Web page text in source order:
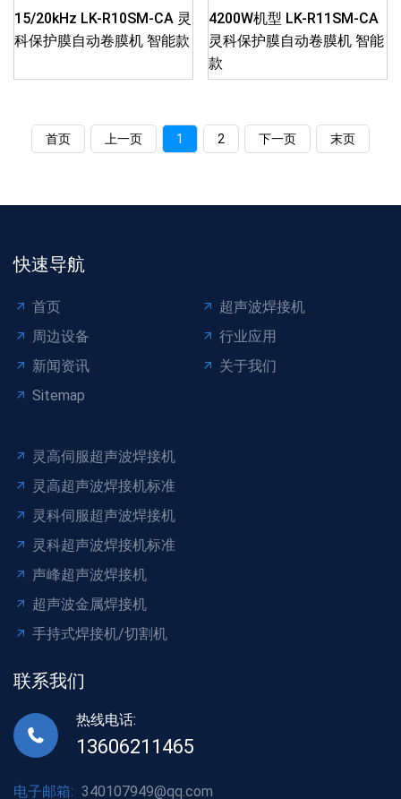
15/20kHz LK-R10SM-CA 灵
科保护膜自动卷膜机 智能款
4200W机型 LK-R11SM-CA
灵科保护膜自动卷膜机 智能
款
首页 上一页 1 2 下一页 末页
快速导航
首页
超声波焊接机
周边设备
行业应用
新闻资讯
关于我们
Sitemap
灵高伺服超声波焊接机
灵高超声波焊接机标准
灵科伺服超声波焊接机
灵科超声波焊接机标准
声峰超声波焊接机
超声波金属焊接机
手持式焊接机/切割机
联系我们
热线电话:
13606211465
电子邮箱: 340107949@qq.com